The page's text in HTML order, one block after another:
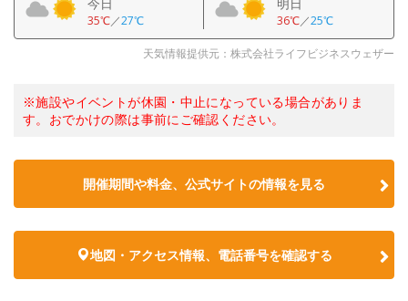
35℃／27℃ 36℃／25℃
天気情報提供元：株式会社ライフビジネスウェザー
※施設やイベントが休園・中止になっている場合がありま
す。おでかけの際は事前にご確認ください。
開催期間や料金、公式サイトの情報を見る
地図・アクセス情報、電話番号を確認する